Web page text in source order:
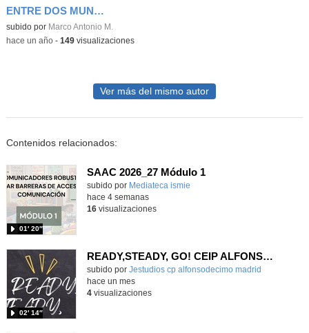
ENTRE DOS MUNDOS - XIX MUESTRA DE MÚSICA 2025
Contenido educativo.
subido por Marco Antonio M.
-hace un año- 149visualizaciones
Ver más del mismo autor
Contenidos relacionados:
SAAC 2026_27 Módulo 1
subido por Mediateca ismie
01′ 20″
hace 4 semanas
16visualizaciones
READY,STEADY, GO! CEIP ALFONSO X EL SABIO
Contenido educativo.
subido por Jestudios cp alfonsodecimo madrid
02′ 14″
hace un mes
4visualizaciones